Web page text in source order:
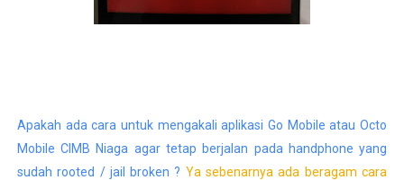
Apakah ada cara untuk mengakali aplikasi Go Mobile atau Octo
Mobile CIMB Niaga agar tetap berjalan pada handphone yang
sudah rooted / jail broken ? Ya sebenarnya ada beragam cara